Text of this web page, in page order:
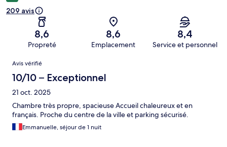
209 avis
8,6
Propreté
8,6
Emplacement
8,4
Service et personnel
Avis
Avis vérifié
10/10 – Exceptionnel
21 oct. 2025
Chambre très propre, spacieuse Accueil chaleureux et en
français. Proche du centre de la ville et parking sécurisé.
Emmanuelle, séjour de 1 nuit